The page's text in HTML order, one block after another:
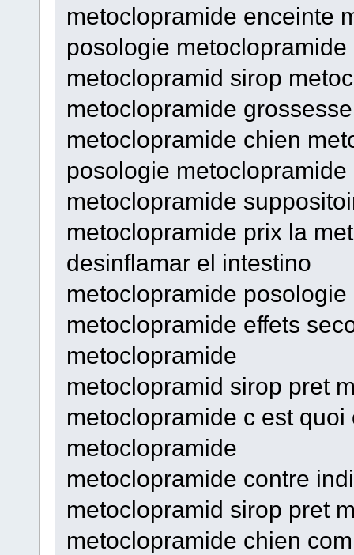
metoclopramide enceinte
posologie
metoclopramid sirop
metoclopramide
metoclopramide chien
posologie
metoclopramide
metoclopramide prix la
desinflamar el intestino
metoclopramide
metoclopramide effets
metoclopramide
metoclopramid sirop pret
metoclopramide c est
metoclopramide
metoclopramide contre
metoclopramid sirop pret
metoclopramide chien